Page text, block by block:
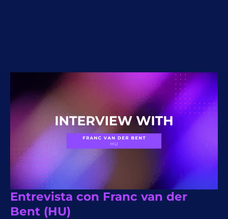
Entrevista con Franc van der
Bent (HU)